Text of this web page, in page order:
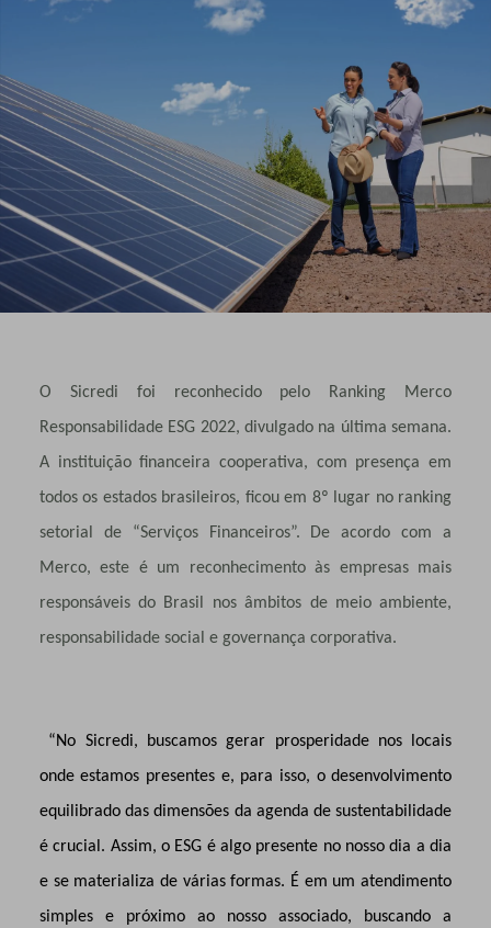
O Sicredi foi reconhecido pelo
Ranking Merco
Responsabilidade ESG 2022, divulgado na última semana.
A instituição financeira cooperativa, com presença em
todos os estados brasileiros, ficou em 8º lugar no ranking
setorial de “Serviços Financeiros”. De acordo com a
Merco, este é um reconhecimento às empresas mais
responsáveis do Brasil nos âmbitos de meio ambiente,
responsabilidade social e governança corporativa.
“No Sicredi, buscamos gerar prosperidade nos locais
onde estamos presentes e, para isso, o desenvolvimento
equilibrado das dimensões da agenda de sustentabilidade
é crucial. Assim, o ESG é algo presente no nosso dia a dia
e se materializa de várias formas. É em um atendimento
simples e próximo ao nosso associado, buscando a